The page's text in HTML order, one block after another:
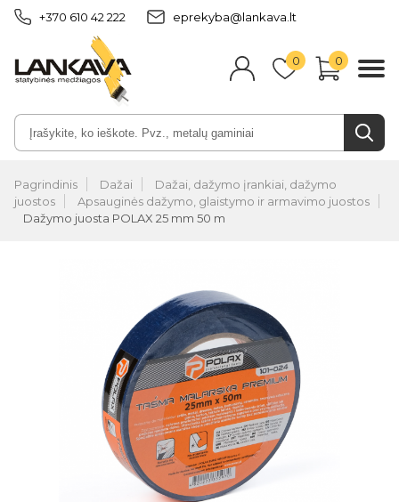
+370 610 42 222 eprekyba@lankava.lt
0 0
Pagrindinis Dažai
Dažai, dažymo įrankiai, dažymo
juostos
Apsauginės dažymo, glaistymo ir armavimo juostos
Dažymo juosta POLAX 25 mm 50 m